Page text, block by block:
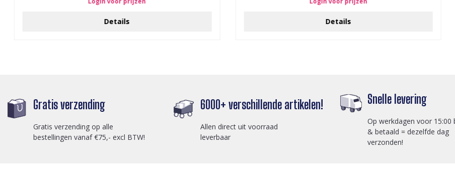
Details Details
Gratis verzending
Gratis verzending op alle
bestellingen vanaf €75,- excl BTW!
6000+ verschillende artikelen!
Allen direct uit voorraad
leverbaar
Snelle levering
Op werkdagen voor 15:00
& betaald = dezelfde dag
verzonden!